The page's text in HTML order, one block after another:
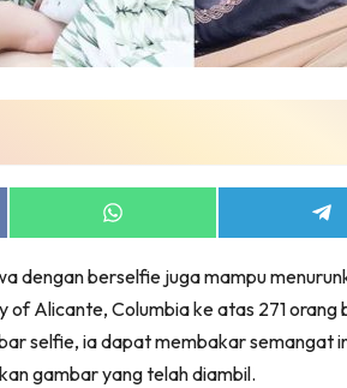
Share
on
on
dengan berselfie juga mampu
of Alicante, Columbia ke atas 271
selfie, ia dapat membakar semangat
gambar yang telah diambil.